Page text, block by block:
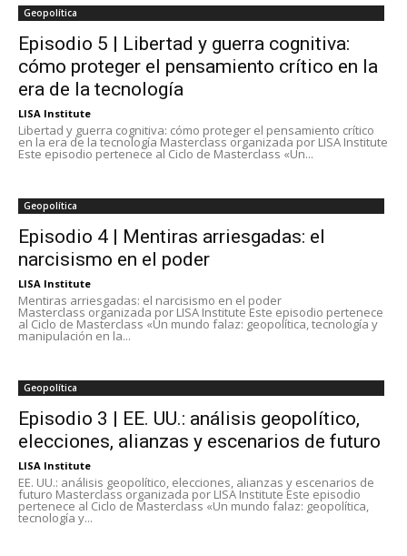
Geopolítica
Episodio 5 | Libertad y guerra cognitiva:
cómo proteger el pensamiento crítico en la
era de la tecnología
LISA Institute
Libertad y guerra cognitiva: cómo proteger el pensamiento crítico
en la era de la tecnología Masterclass organizada por LISA Institute
Este episodio pertenece al Ciclo de Masterclass «Un...
Geopolítica
Episodio 4 | Mentiras arriesgadas: el
narcisismo en el poder
LISA Institute
Mentiras arriesgadas: el narcisismo en el poder
Masterclass organizada por LISA Institute Este episodio pertenece
al Ciclo de Masterclass «Un mundo falaz: geopolítica, tecnología y
manipulación en la...
Geopolítica
Episodio 3 | EE. UU.: análisis geopolítico,
elecciones, alianzas y escenarios de futuro
LISA Institute
EE. UU.: análisis geopolítico, elecciones, alianzas y escenarios de
futuro Masterclass organizada por LISA Institute Este episodio
pertenece al Ciclo de Masterclass «Un mundo falaz: geopolítica,
tecnología y...